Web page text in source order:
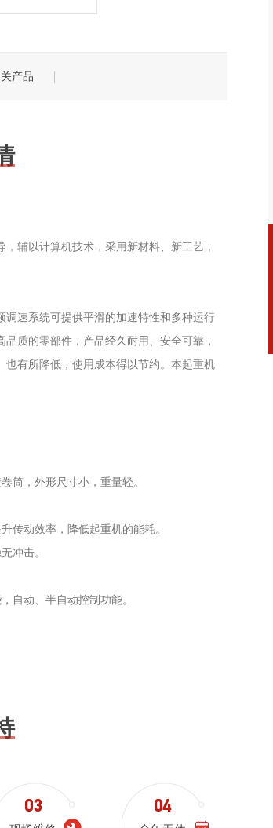
产品
辅以计算机技术，采用新材料、新工艺，
速系统可提供平滑的加速特性和多种运行
质的零部件，产品经久耐用、安全可靠，
有所降低，使用成本得以节约。本起重机
筒，外形尺寸小，重量轻。
传动效率，降低起重机的能耗。
冲击。
自动、半自动控制功能。